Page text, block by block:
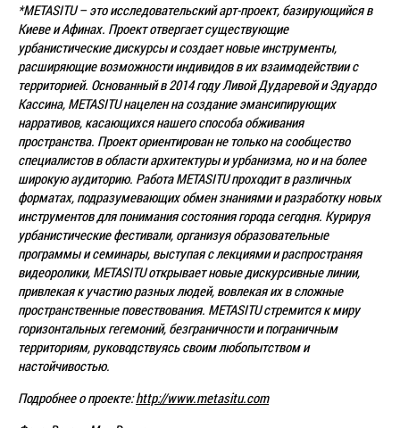
*METASITU – это исследовательский арт-проект, базирующийся в
Киеве иАфинах. Проект отвергает существующие
урбанистические дискурсы и создает новыеинструменты,
расширяющие возможности индивидов в их взаимодействии с
территорией. Основанный в 2014 году Ливой Дударевой и Эдуардо
Кассина, METASITU нацелен на созданиеэмансипирующих
нарративов, касающихся нашего способа обживания
пространства. Проекториентирован не только на сообщество
специалистов в области архитектуры и урбанизма, но и на более
широкую аудиторию. Работа METASITU проходит в различных
форматах, подразумевающих обмен знаниями и разработку новых
инструментов для понимания состояниягорода сегодня. Курируя
урбанистические фестивали, организуя образовательные
программыи семинары, выступая с лекциями и распространяя
видеоролики, METASITU открывает новыедискурсивные линии,
привлекая к участию разных людей, вовлекая их в сложные
пространственные повествования. METASITU стремится к миру
горизонтальных гегемоний, безграничности и пограничным
территориям, руководствуясь своим любопытством и
настойчивостью.
Подробнее о проекте:http://www.metasitu.com